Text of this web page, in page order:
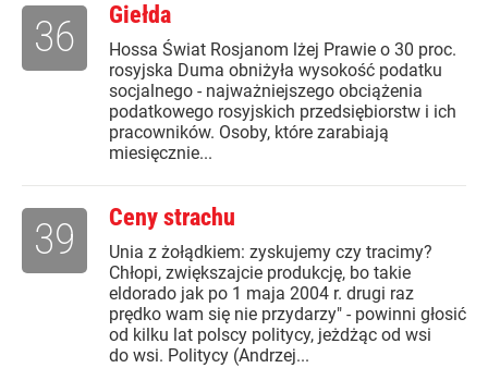
Giełda
Hossa Świat Rosjanom lżej Prawie o 30 proc.
rosyjska Duma obniżyła wysokość podatku
socjalnego - najważniejszego obciążenia
podatkowego rosyjskich przedsiębiorstw i ich
pracowników. Osoby, które zarabiają
miesięcznie...
36
Ceny strachu
Unia z żołądkiem: zyskujemy czy tracimy?
Chłopi, zwiększajcie produkcję, bo takie
eldorado jak po 1 maja 2004 r. drugi raz
prędko wam się nie przydarzy" - powinni głosić
od kilku lat polscy politycy, jeżdżąc od wsi
do wsi. Politycy (Andrzej...
39